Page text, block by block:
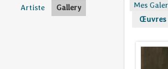
Artiste Gallery
Mes
Œuvres